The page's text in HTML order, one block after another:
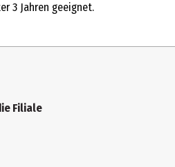
3 Jahren geeignet.
Filiale